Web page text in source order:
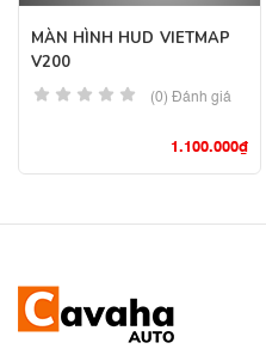
MÀN HÌNH HUD VIETMAP
V200
(0) Đánh giá
1.100.000₫